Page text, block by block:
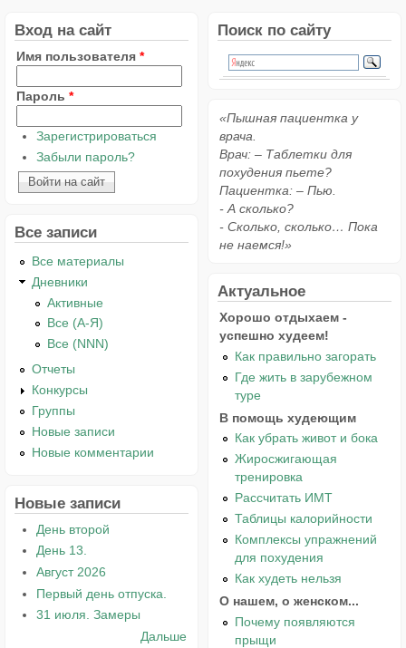
Вход на сайт
Имя пользователя *
Пароль *
Зарегистрироваться
Забыли пароль?
Все записи
Все материалы
Дневники
Активные
Все (А-Я)
Все (NNN)
Отчеты
Конкурсы
Группы
Новые записи
Новые комментарии
Новые записи
День второй
День 13.
Август 2026
Первый день отпуска.
31 июля. Замеры
Дальше
Поиск по сайту
«Пышная пациентка у
врача.
Врач: – Таблетки для
похудения пьете?
Пациентка: – Пью.
- А сколько?
- Сколько, сколько… Пока
не наемся!»
Актуальное
Хорошо отдыхаем -
успешно худеем!
Как правильно загорать
Где жить в зарубежном
туре
В помощь худеющим
Как убрать живот и бока
Жиросжигающая
тренировка
Рассчитать ИМТ
Таблицы калорийности
Комплексы упражнений
для похудения
Как худеть нельзя
О нашем, о женском...
Почему появляются
прыщи